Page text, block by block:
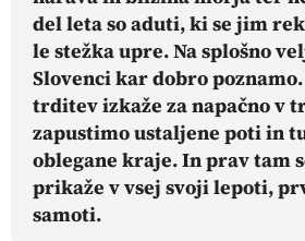
del leta so aduti, ki se jim
le stežka upre. Na splošno
Slovenci kar dobro
trditev izkaže za napačno v
zapustimo ustaljene poti in
oblegane kraje. In prav tam
prikaže v vsej svoji lepoti,
samoti.